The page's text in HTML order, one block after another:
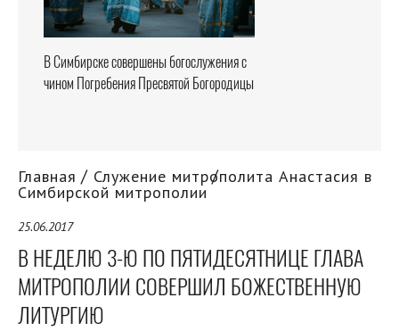
В Симбирске совершены богослужения с
чином Погребения Пресвятой Богородицы
Главная Служение митрополита Анастасия в
Симбирской митрополии
25.06.2017
В НЕДЕЛЮ 3-Ю ПО ПЯТИДЕСЯТНИЦЕ ГЛАВА
МИТРОПОЛИИ СОВЕРШИЛ БОЖЕСТВЕННУЮ
ЛИТУРГИЮ